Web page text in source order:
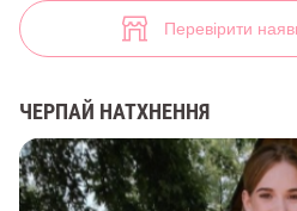
Перевірити
ЧЕРПАЙ НАТХНЕННЯ
Бежева трикотажна сукня міді на